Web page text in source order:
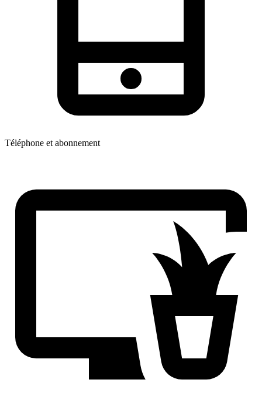
Téléphone et abonnement